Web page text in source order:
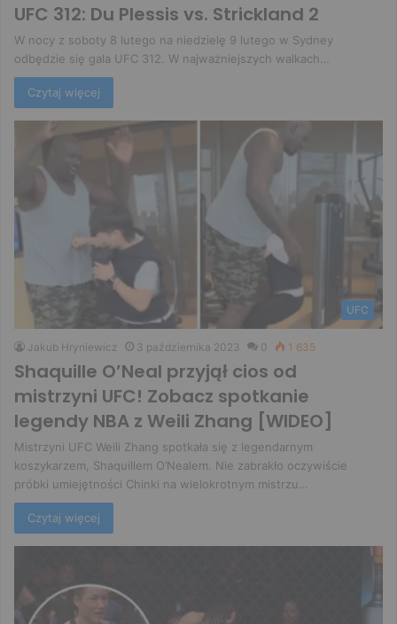
UFC 312: Du Plessis vs. Strickland 2
W nocy z soboty 8 lutego na niedzielę 9 lutego w Sydney
odbędzie się gala UFC 312. W najważniejszych walkach…
Czytaj więcej
UFC
Jakub Hryniewicz 3 października 2023 0 1 635
Shaquille O’Neal przyjął cios od
mistrzyni UFC! Zobacz spotkanie
legendy NBA z Weili Zhang [WIDEO]
Mistrzyni UFC Weili Zhang spotkała się z legendarnym
koszykarzem, Shaquillem O’Nealem. Nie zabrakło oczywiście
próbki umiejętności Chinki na wielokrotnym mistrzu…
Czytaj więcej